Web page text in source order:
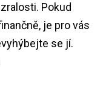
Pokud
je pro vás
se jí.